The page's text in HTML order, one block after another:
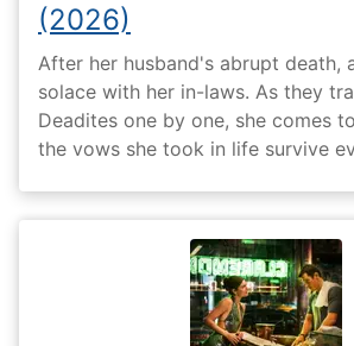
(2026)
After her husband's abrupt death,
solace with her in-laws. As they
Deadites one by one, she comes
the vows she took in life survive